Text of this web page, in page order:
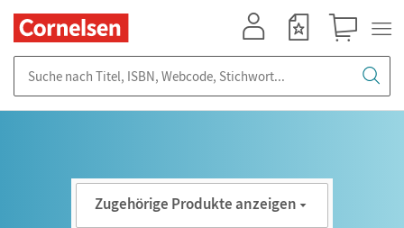
Zugehörige Produkte anzeigen